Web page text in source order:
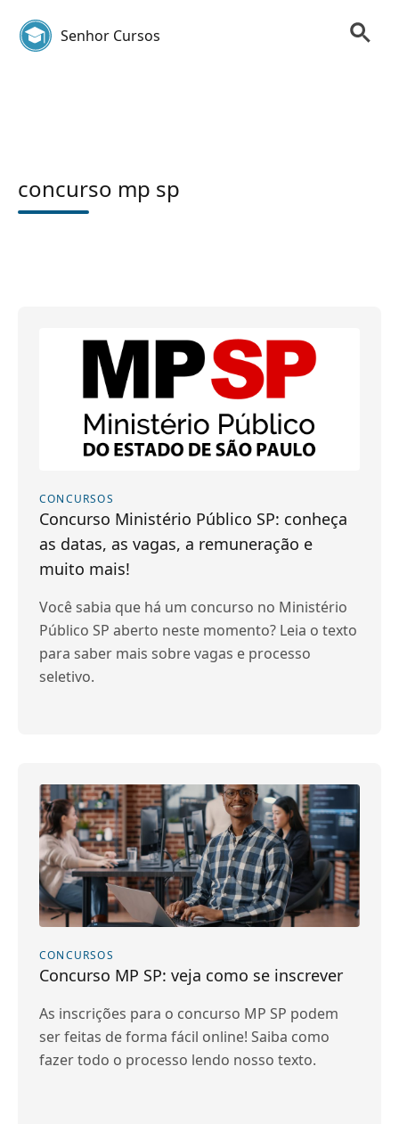
Senhor Cursos
concurso mp sp
CONCURSOS
Concurso Ministério Público SP: conheça
as datas, as vagas, a remuneração e
muito mais!
Você sabia que há um concurso no Ministério
Público SP aberto neste momento? Leia o texto
para saber mais sobre vagas e processo
seletivo.
CONCURSOS
Concurso MP SP: veja como se inscrever
As inscrições para o concurso MP SP podem
ser feitas de forma fácil online! Saiba como
fazer todo o processo lendo nosso texto.